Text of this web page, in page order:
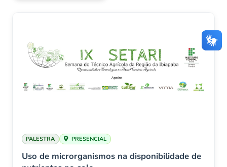
PALESTRA PRESENCIAL
Uso de microrganismos na disponibilidade de